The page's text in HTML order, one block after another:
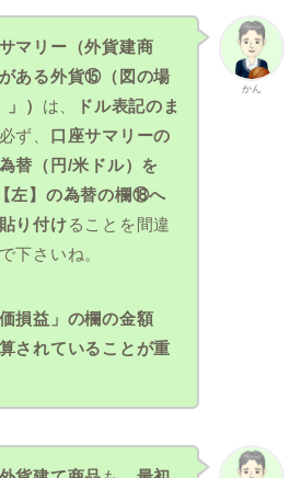
かん
マリー（外貨建商
ある外貨⑮（図の場
） は、
ドル表記のま
ず、 口座サマリーの
替（円/米ドル）を
左】の為替の欄⑱へ
り付けることを間違
下さいね。
損益」の欄の金額
されていることが重